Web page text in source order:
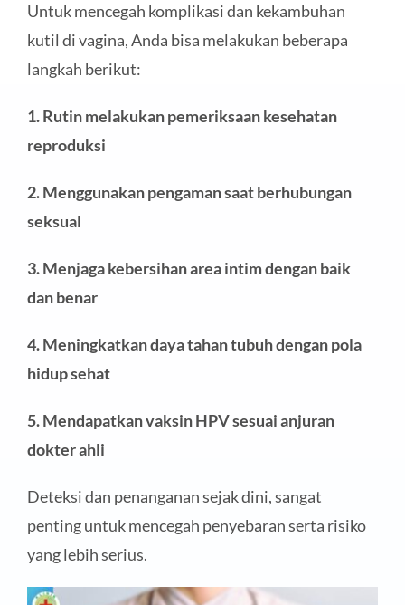
Untuk mencegah komplikasi dan kekambuhan
kutil di vagina, Anda bisa melakukan beberapa
langkah berikut:
1. Rutin melakukan pemeriksaan kesehatan
reproduksi
2. Menggunakan pengaman saat berhubungan
seksual
3. Menjaga kebersihan area intim dengan baik
dan benar
4. Meningkatkan daya tahan tubuh dengan pola
hidup sehat
5. Mendapatkan vaksin HPV sesuai anjuran
dokter ahli
Deteksi dan penanganan sejak dini, sangat
penting untuk mencegah penyebaran serta risiko
yang lebih serius.